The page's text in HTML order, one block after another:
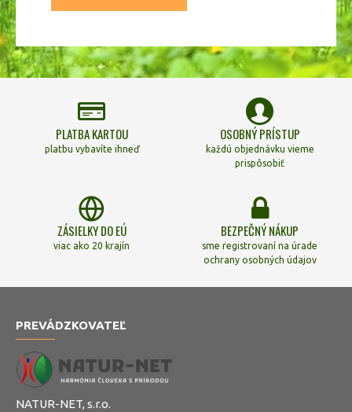
PLATBA KARTOU
platbu vybavíte ihneď
OSOBNÝ PRÍSTUP
každú objednávku vieme
prispôsobiť
ZÁSIELKY DO EÚ
viac ako 20 krajín
BEZPEČNÝ NÁKUP
sme registrovaní na úrade
ochrany osobných údajov
PREVÁDZKOVATEĽ
NATUR-NET, s.r.o.